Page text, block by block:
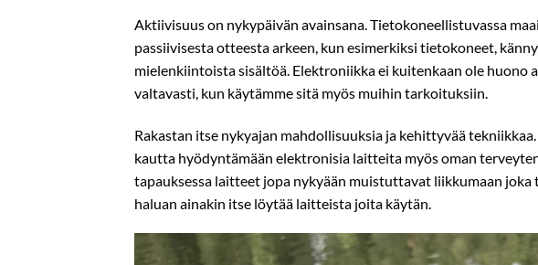
Aktiivisuus on nykypäivän avainsana. Tietokoneellistuvassa
passiivisesta otteesta arkeen, kun esimerkiksi tietokoneet,
mielenkiintoista sisältöä. Elektroniikka ei kuitenkaan ole huono
valtavasti, kun käytämme sitä myös muihin tarkoituksiin.
Rakastan itse nykyajan mahdollisuuksia ja kehittyvää
kautta hyödyntämään elektronisia laitteita myös oman
tapauksessa laitteet jopa nykyään muistuttavat liikkumaan
haluan ainakin itse löytää laitteista joita käytän.